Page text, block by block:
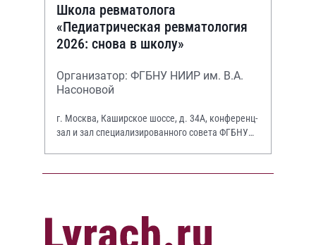
Школа ревматолога
«Педиатрическая ревматология
2026: снова в школу»
Организатор: ФГБНУ НИИР им. В.А.
Насоновой
г. Москва, Каширское шоссе, д. 34А, конференц-
зал и зал специализированного совета ФГБНУ